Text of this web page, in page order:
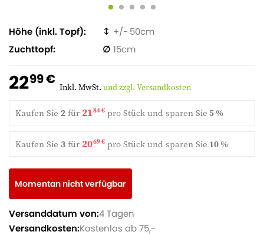
Höhe (inkl. Topf)
50
Zuchttopf
15
2299 € Inkl. MwSt. und zzgl. Versandkosten
Kaufen Sie 2für 2184 € pro Stück und sparen Sie5 %
Kaufen Sie 3für 2069 € pro Stück und sparen Sie 10 %
Momentan nicht verfügbar
Versanddatum von:4 Tagen
Versandkosten:Kostenlos ab 75,-